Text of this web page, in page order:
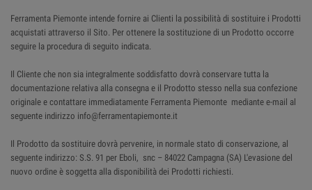
Ferramenta Piemonte intende fornire ai Clienti la possibilità di sostituire i Prodotti
acquistati attraverso il Sito. Per ottenere la sostituzione di un Prodotto occorre
seguire la procedura di seguito indicata.
Il Cliente che non sia integralmente soddisfatto dovrà conservare tutta la
documentazione relativa alla consegna e il Prodotto stesso nella sua confezione
originale e contattare immediatamente Ferramenta Piemonte mediante e-mail al
seguente indirizzo info@ferramentapiemonte.it
Il Prodotto da sostituire dovrà pervenire, in normale stato di conservazione, al
seguente indirizzo: S.S. 91 per Eboli, snc – 84022 Campagna (SA) L'evasione del
nuovo ordine è soggetta alla disponibilità dei Prodotti richiesti.